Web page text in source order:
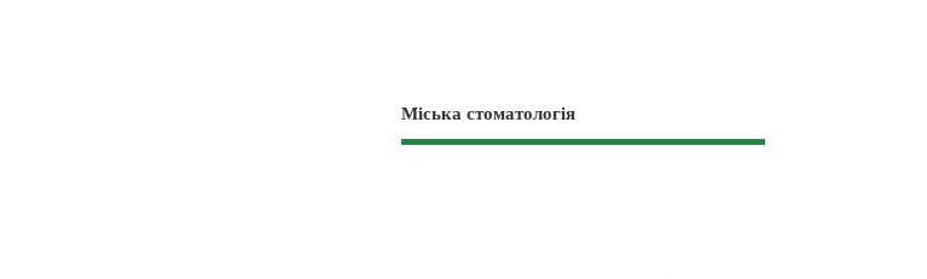
Міська стоматологія